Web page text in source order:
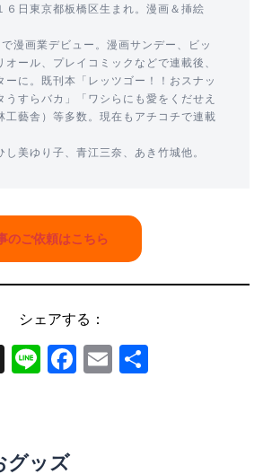
６日東京都板橋区生まれ。漫画＆挿絵
漫画業デビュー。漫画サンデー、ビッ
オール、プレイコミックなどで連載後、
ーに。既刊本「レッツゴー！！おスナッ
うすらバカ」「ワシらにも愛をくだせえ
工藝舎）等多数。現在もアチコチで連載
し美ゆり子、青江三奈、あき竹城他。
のご依頼はこちら
シェアする：
X LineFacebook
Email
グッズ